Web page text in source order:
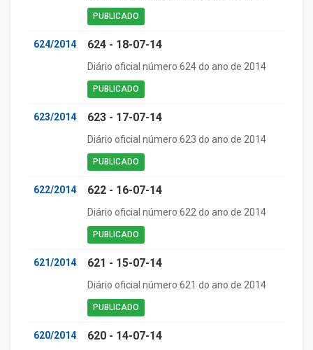
PUBLICADO
624/2014 624 - 18-07-14
Diário oficial número 624 do ano de 2014
PUBLICADO
623/2014 623 - 17-07-14
Diário oficial número 623 do ano de 2014
PUBLICADO
622/2014 622 - 16-07-14
Diário oficial número 622 do ano de 2014
PUBLICADO
621/2014 621 - 15-07-14
Diário oficial número 621 do ano de 2014
PUBLICADO
620/2014 620 - 14-07-14